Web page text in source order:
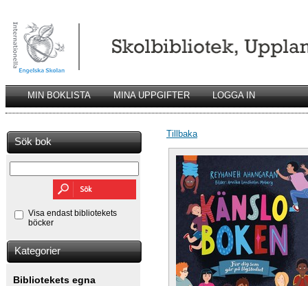
MIN BOKLISTA MINA UPPGIFTER LOGGA IN
Sök bok
Visa endast bibliotekets
böcker
Kategorier
Bibliotekets egna
Tillbaka